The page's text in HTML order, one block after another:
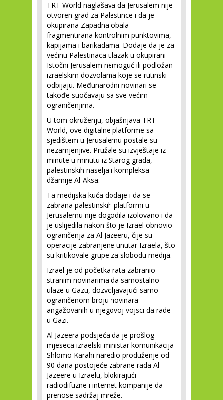
TRT World naglašava da Jerusalem nije
otvoren grad za Palestince i da je
okupirana Zapadna obala
fragmentirana kontrolnim punktovima,
kapijama i barikadama. Dodaje da je za
većinu Palestinaca ulazak u okupirani
Istočni Jerusalem nemoguć ili podložan
izraelskim dozvolama koje se rutinski
odbijaju. Međunarodni novinari se
takođe suočavaju sa sve većim
ograničenjima.
U tom okruženju, objašnjava TRT
World, ove digitalne platforme sa
sjedištem u Jerusalemu postale su
nezamjenjive. Pružale su izvještaje iz
minute u minutu iz Starog grada,
palestinskih naselja i kompleksa
džamije Al-Aksa.
Ta medijska kuća dodaje i da se
zabrana palestinskih platformi u
Jerusalemu nije dogodila izolovano i da
je uslijedila nakon što je Izrael obnovio
ograničenja za Al Jazeeru, čije su
operacije zabranjene unutar Izraela, što
su kritikovale grupe za slobodu medija.
Izrael je od početka rata zabranio
stranim novinarima da samostalno
ulaze u Gazu, dozvoljavajući samo
ograničenom broju novinara
angažovanih u njegovoj vojsci da rade
u Gazi.
Al Jazeera podsjeća da je prošlog
mjeseca izraelski ministar komunikacija
Shlomo Karahi naredio produženje od
90 dana postojeće zabrane rada Al
Jazeere u Izraelu, blokirajući
radiodifuzne i internet kompanije da
prenose sadržaj mreže.